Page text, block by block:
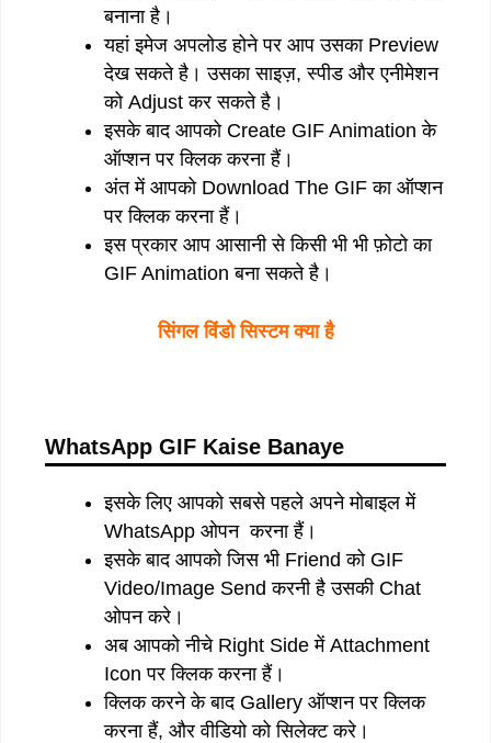
बनाना है।
यहां इमेज अपलोड होने पर आप उसका Preview
देख सकते है। उसका साइज़, स्पीड और एनीमेशन
को Adjust कर सकते है।
इसके बाद आपको Create GIF Animation के
ऑप्शन पर क्लिक करना हैं।
अंत में आपको Download The GIF का ऑप्शन
पर क्लिक करना हैं।
इस प्रकार आप आसानी से किसी भी भी फ़ोटो का
GIF Animation बना सकते है।
सिंगल विंडो सिस्टम क्या है
WhatsApp GIF Kaise Banaye
इसके लिए आपको सबसे पहले अपने मोबाइल में
WhatsApp ओपन करना हैं।
इसके बाद आपको जिस भी Friend को GIF
Video/Image Send करनी है उसकी Chat
ओपन करे।
अब आपको नीचे Right Side में Attachment
Icon पर क्लिक करना हैं।
क्लिक करने के बाद Gallery ऑप्शन पर क्लिक
करना हैं, और वीडियो को सिलेक्ट करे।